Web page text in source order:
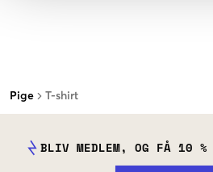
Pige T-shirt
BLIV MEDLEM, OG FÅ 10